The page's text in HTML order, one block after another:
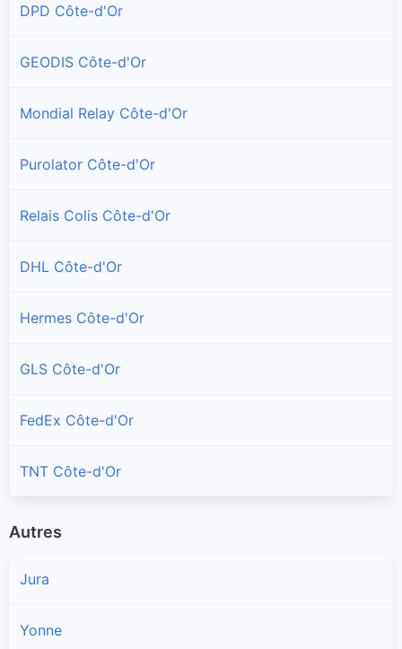
Point relais de Aramex de Alise-Sainte-Reine
Allerey
Point relais de Aramex de Aloxe-Corton
Ampilly-le-Sec
Point relais de Aramex de Ancey
Antheuil
Antigny-la-Ville
Arc-sur-Tille
DPD Côte-d'Or
GEODIS Côte-d'Or
Mondial Relay Côte-d'Or
Purolator Côte-d'Or
Relais Colis Côte-d'Or
DHL Côte-d'Or
Hermes Côte-d'Or
GLS Côte-d'Or
FedEx Côte-d'Or
TNT Côte-d'Or
Autres
Jura
Yonne